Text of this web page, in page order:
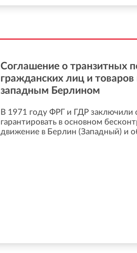
Соглашение о транзитных
гражданских лиц и
западным Берлином
В 1971 году ФРГ и ГДР
гарантировать в основном
движение в Берлин (Западный) и